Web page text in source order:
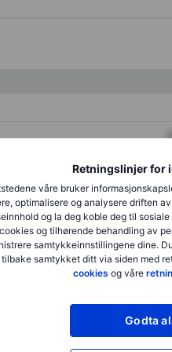
Retningslinjer for
våre bruker
optimalisere og analysere driften
og la deg koble deg til
og tilhørende behandling av
samtykkeinnstillingene dine.
samtykket ditt via siden med
cookies og våre
Godta